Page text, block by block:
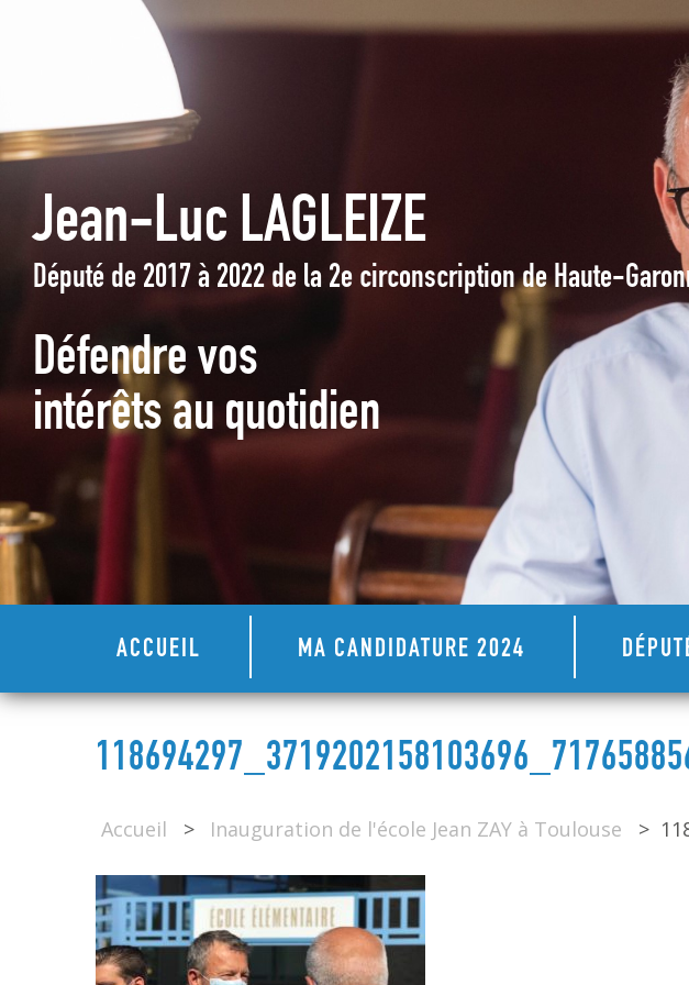
Jean-Luc LAGLEIZE
Député de 2017 à 2022 de la 2e circonscription de Haute-
Défendre vos
intérêts au quotidien
ACCUEIL MA CANDIDATURE 2024
Accueil > Inauguration de l'école Jean ZAY à Toulouse >